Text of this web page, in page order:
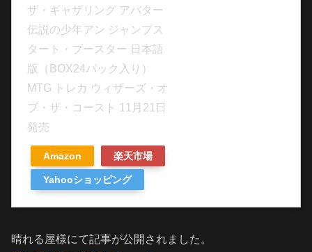
ザ・ギャザリング アバター
伝説の少年アン ジャンプス
タート・ブースター 日本語
版（BOX24パック入り）
MTG トレカ ウィザーズ・オ
ブ・ザ・コースト 11月21日
発売
Amazon 楽天市場
Yahooショッピング
晴れる屋様にて記事が公開されました。